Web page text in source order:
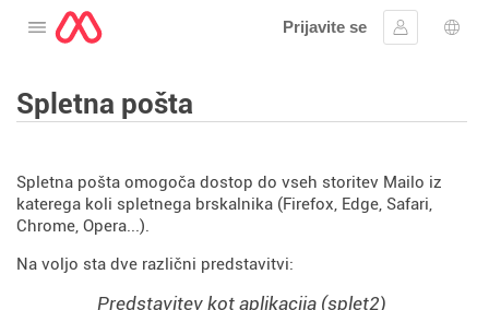
Odprite meni
Prijavite se
Vpis
Spletna pošta
Spletna pošta omogoča dostop do vseh storitev Mailo iz
katerega koli spletnega brskalnika (Firefox, Edge, Safari,
Chrome, Opera...).
Na voljo sta dve različni predstavitvi:
Predstavitev kot aplikacija (splet2)